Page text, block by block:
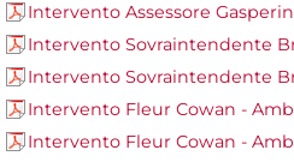
Intervento Assessore
Intervento Sovraintendente
Intervento Sovraintendente
Intervento Fleur Cowan -
Intervento Fleur Cowan -